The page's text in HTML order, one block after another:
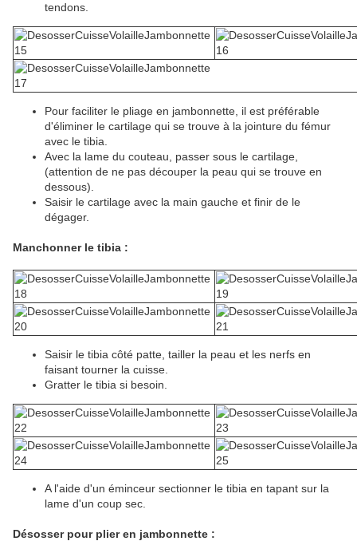
tendons.
Pour faciliter le pliage en jambonnette, il est préférable
d'éliminer le cartilage qui se trouve à la jointure du fémur
avec le tibia.
Avec la lame du couteau, passer sous le cartilage,
(attention de ne pas découper la peau qui se trouve en
dessous).
Saisir le cartilage avec la main gauche et finir de le
dégager.
Manchonner le tibia :
Saisir le tibia côté patte, tailler la peau et les nerfs en
faisant tourner la cuisse.
Gratter le tibia si besoin.
A l'aide d'un éminceur sectionner le tibia en tapant sur la
lame d'un coup sec.
Désosser pour plier en jambonnette :